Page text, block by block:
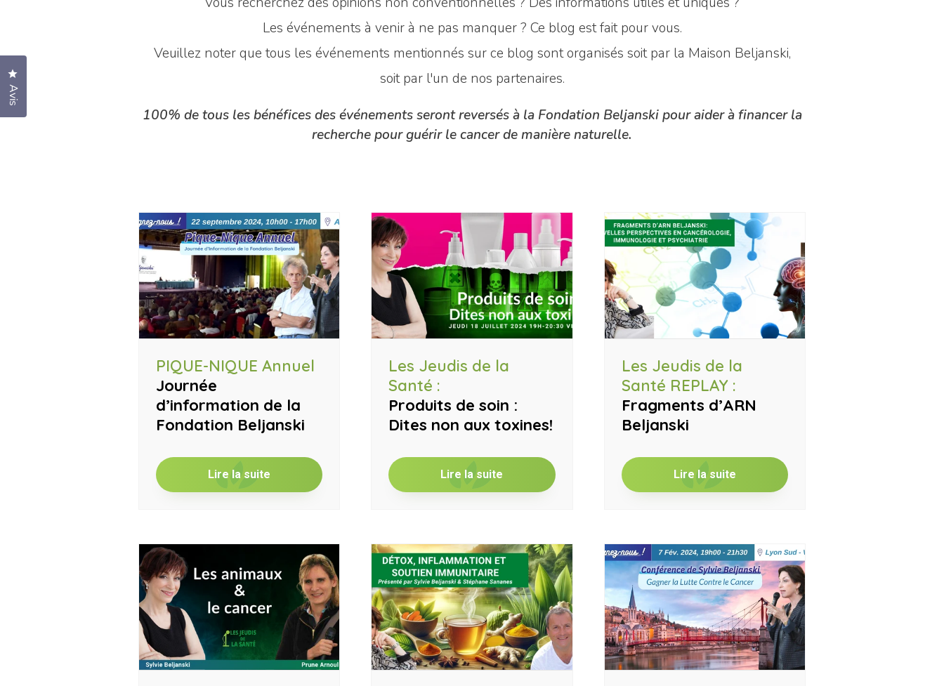
Les événements à venir à ne pas manquer ? Ce blog est fait pour vous.
Veuillez noter que tous les événements mentionnés sur ce blog sont organisés soit par la Maison Beljanski,
soit par l'un de nos partenaires.
100% de tous les bénéfices des événements seront reversés à la Fondation Beljanski pour aider à financer la
recherche pour guérir le cancer de manière naturelle.
PIQUE-NIQUE Annuel
Journée
d’information de la
Fondation Beljanski
Lire la suite
Les Jeudis de la
Santé :
Produits de soin :
Dites non aux toxines!
Lire la suite
Les Jeudis de la
Santé REPLAY :
Fragments d’ARN
Beljanski
Lire la suite
Avis
Cliquez pour ouvrir la fenêtre des avis